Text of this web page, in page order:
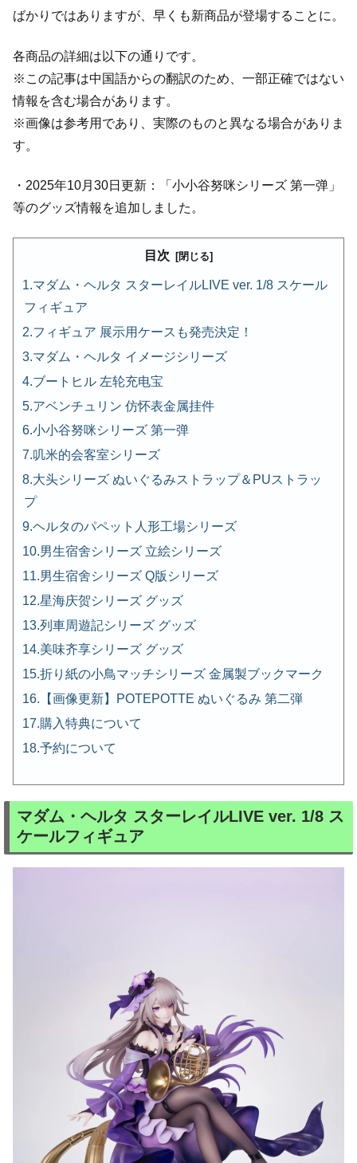
ばかりではありますが、早くも新商品が登場することに。
各商品の詳細は以下の通りです。
※この記事は中国語からの翻訳のため、一部正確ではない
情報を含む場合があります。
※画像は参考用であり、実際のものと異なる場合がありま
す。
・2025年10月30日更新：「小小谷努咪シリーズ 第一弹」
等のグッズ情報を追加しました。
目次
マダム・ヘルタ スターレイルLIVE ver. 1/8 スケール
フィギュア
フィギュア 展示用ケースも発売決定！
マダム・ヘルタ イメージシリーズ
ブートヒル 左轮充电宝
アベンチュリン 仿怀表金属挂件
小小谷努咪シリーズ 第一弹
叽米的会客室シリーズ
大头シリーズ ぬいぐるみストラップ＆PUストラッ
プ
ヘルタのパペット人形工場シリーズ
男生宿舍シリーズ 立絵シリーズ
男生宿舍シリーズ Q版シリーズ
星海庆贺シリーズ グッズ
列車周遊記シリーズ グッズ
美味齐享シリーズ グッズ
折り紙の小鳥マッチシリーズ 金属製ブックマーク
【画像更新】POTEPOTTE ぬいぐるみ 第二弾
購入特典について
予約について
マダム・ヘルタ スターレイルLIVE ver. 1/8 ス
ケールフィギュア